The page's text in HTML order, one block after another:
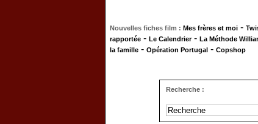
Nouvelles fiches film : Mes frères et moi -
rapportée - Le Calendrier- La Méthode
la famille - Opération Portugal - Copshop
Recherche :